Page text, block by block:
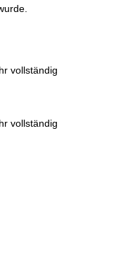
vollständig
vollständig